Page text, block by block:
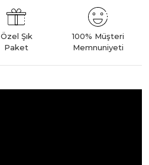
Özel Şık
Paket
100% Müşteri
Memnuniyeti